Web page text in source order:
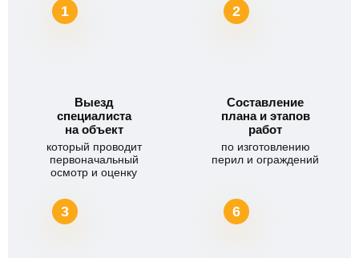
1
Выезд
специалиста
на объект
который проводит
первоначальный
осмотр и оценку
2
Составление
плана и этапов
работ
по изготовлению
перил и ограждений
3 6